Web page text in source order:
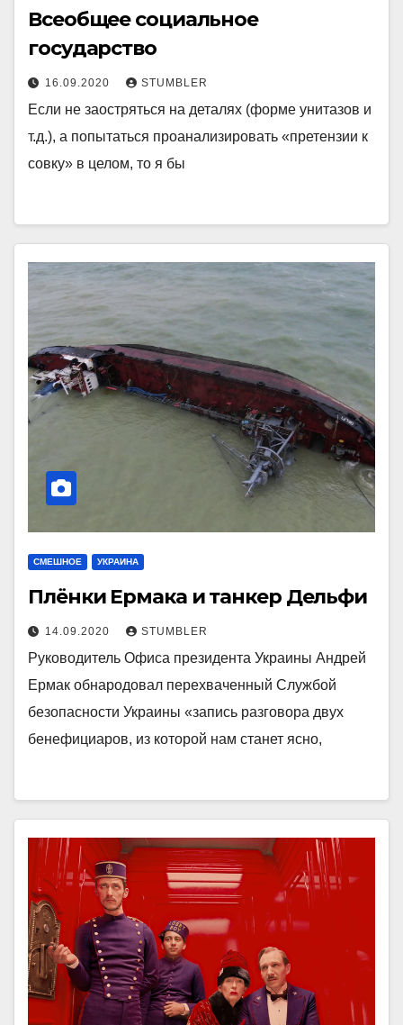
Всеобщее социальное
государство
16.09.2020 STUMBLER
Если не заостряться на деталях (форме унитазов и
т.д.), а попытаться проанализировать «претензии к
совку» в целом, то я бы
СМЕШНОЕ УКРАИНА
Плёнки Ермака и танкер Дельфи
14.09.2020 STUMBLER
Руководитель Офиса президента Украины Андрей
Ермак обнародовал перехваченный Службой
безопасности Украины «запись разговора двух
бенефициаров, из которой нам станет ясно,